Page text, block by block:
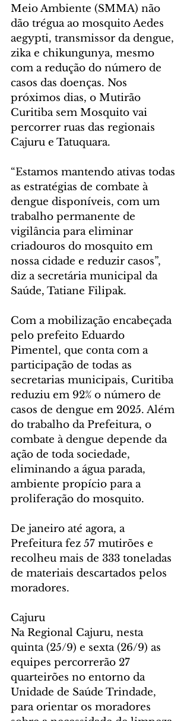
Meio Ambiente (SMMA) não
dão trégua ao mosquito Aedes
aegypti, transmissor da dengue,
zika e chikungunya, mesmo
com a redução do número de
casos das doenças. Nos
próximos dias, o Mutirão
Curitiba sem Mosquito vai
percorrer ruas das regionais
Cajuru e Tatuquara.
“Estamos mantendo ativas todas
as estratégias de combate à
dengue disponíveis, com um
trabalho permanente de
vigilância para eliminar
criadouros do mosquito em
nossa cidade e reduzir casos”,
diz a secretária municipal da
Saúde, Tatiane Filipak.
Com a mobilização encabeçada
pelo prefeito Eduardo
Pimentel, que conta com a
participação de todas as
secretarias municipais, Curitiba
reduziu em 92% o número de
casos de dengue em 2025. Além
do trabalho da Prefeitura, o
combate à dengue depende da
ação de toda sociedade,
eliminando a água parada,
ambiente propício para a
proliferação do mosquito.
De janeiro até agora, a
Prefeitura fez 57 mutirões e
recolheu mais de 333 toneladas
de materiais descartados pelos
moradores.
Cajuru
Na Regional Cajuru, nesta
quinta (25/9) e sexta (26/9) as
equipes percorrerão 27
quarteirões no entorno da
Unidade de Saúde Trindade,
para orientar os moradores